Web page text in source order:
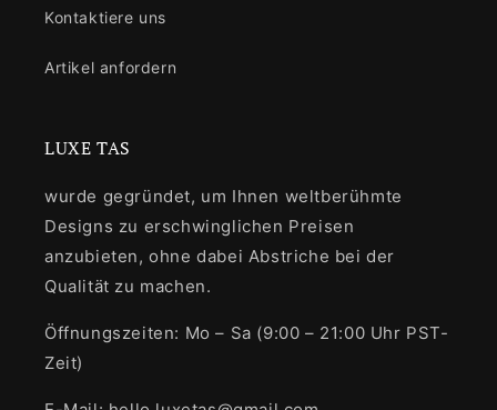
Kontaktiere uns
Artikel anfordern
LUXE TAS
wurde gegründet, um Ihnen weltberühmte
Designs zu erschwinglichen Preisen
anzubieten, ohne dabei Abstriche bei der
Qualität zu machen.
Öffnungszeiten: Mo – Sa (9:00 – 21:00 Uhr PST-
Zeit)